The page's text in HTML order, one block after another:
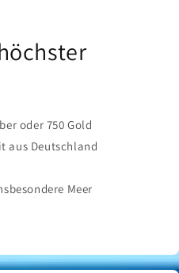
oder 750 Gold
aus Deutschland
Meer